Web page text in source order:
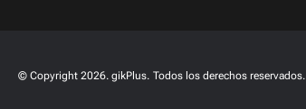
© Copyright 2026. gikPlus. Todos los derechos reservados.